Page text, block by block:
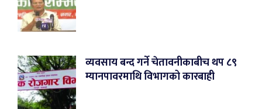
व्यवसाय बन्द गर्ने चेतावनीकाबीच थप ८९
म्यानपावरमाथि विभागको कारबाही